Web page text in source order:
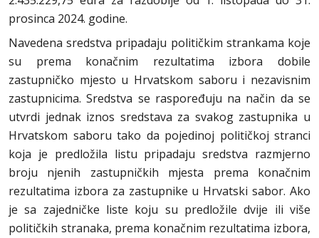
prosinca 2024. godine.
Navedena sredstva pripadaju političkim strankama koje
su prema konačnim rezultatima izbora dobile
zastupničko mjesto u Hrvatskom saboru i nezavisnim
zastupnicima. Sredstva se raspoređuju na način da se
utvrdi jednak iznos sredstava za svakog zastupnika u
Hrvatskom saboru tako da pojedinoj političkoj stranci
koja je predložila listu pripadaju sredstva razmjerno
broju njenih zastupničkih mjesta prema konačnim
rezultatima izbora za zastupnike u Hrvatski sabor. Ako
je sa zajedničke liste koju su predložile dvije ili više
političkih stranaka, prema konačnim rezultatima izbora,